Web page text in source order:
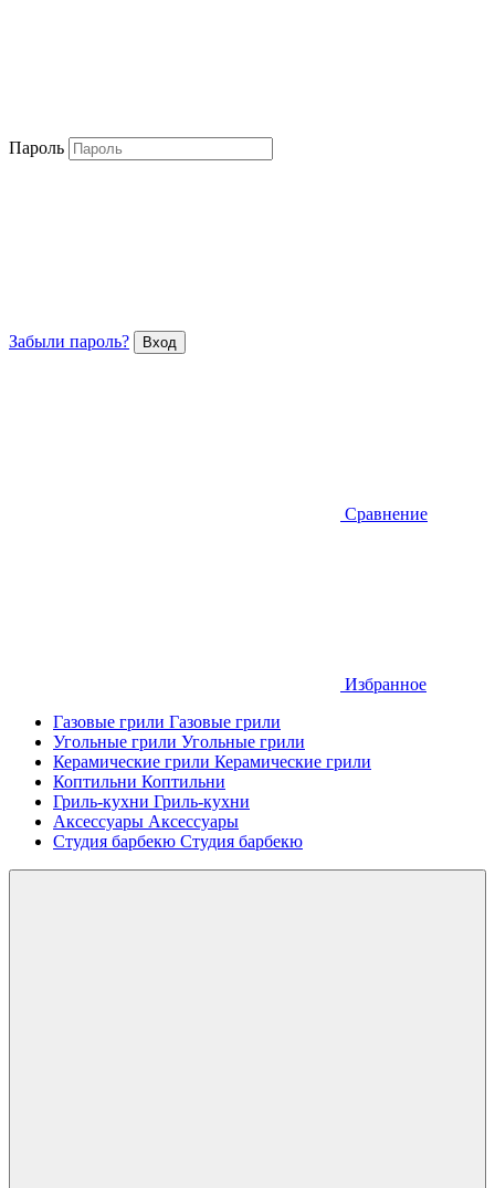
Пароль
Забыли пароль?
Сравнение
Избранное
Газовые грили Газовые грили
Угольные грили Угольные грили
Керамические грили Керамические грили
Коптильни Коптильни
Гриль-кухни Гриль-кухни
Аксессуары Аксессуары
Студия барбекю Студия барбекю